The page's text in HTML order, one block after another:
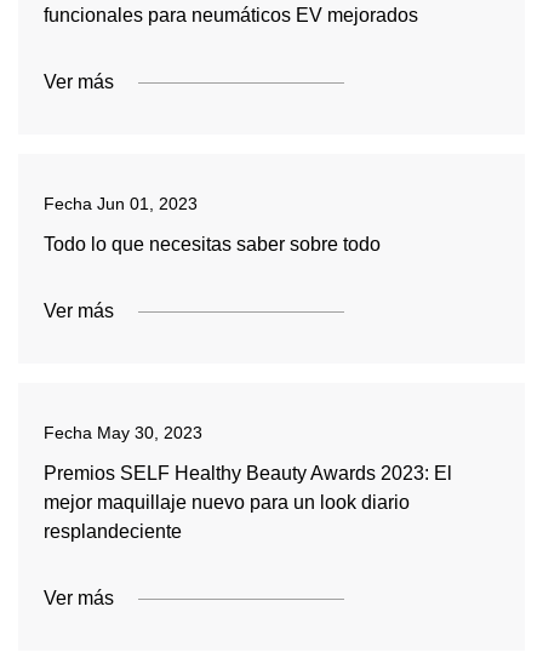
funcionales para neumáticos EV mejorados
Ver más
Fecha Jun 01, 2023
Todo lo que necesitas saber sobre todo
Ver más
Fecha May 30, 2023
Premios SELF Healthy Beauty Awards 2023: El
mejor maquillaje nuevo para un look diario
resplandeciente
Ver más